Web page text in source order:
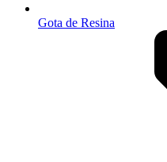
Gota de Resina